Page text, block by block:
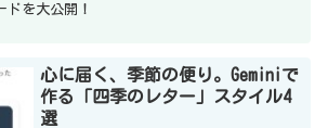
ドを大公開！
心に届く、季節の便り。Geminiで
作る「四季のレター」スタイル4
選